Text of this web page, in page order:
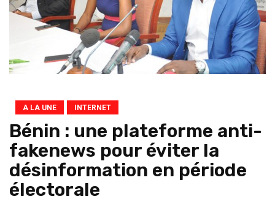
A LA UNE INTERNET
Bénin : une plateforme anti-
fakenews pour éviter la
désinformation en période
électorale